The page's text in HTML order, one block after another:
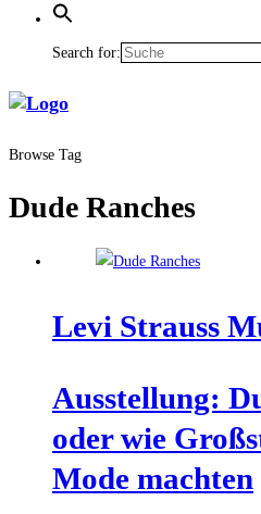
Search for:
Browse Tag
Dude Ranches
Levi Strauss
Aus­stel­lung:
oder wie
Mode machten